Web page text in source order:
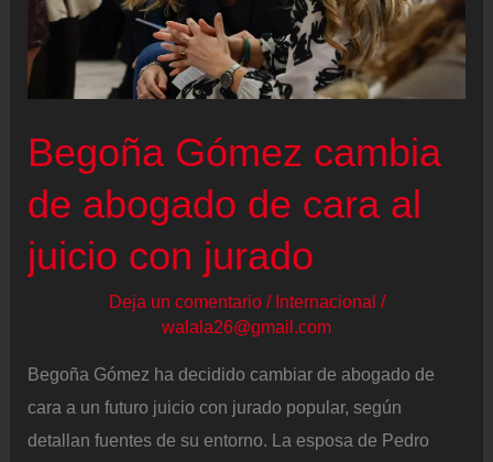
en
directo
|
Gobierno
una
partida
de
de
euros
para
Begoña Gómez cambia
de abogado de cara al
juicio con jurado
Deja un comentario / Internacional /
walala26@gmail.com
Begoña Gómez ha decidido cambiar de abogado de
cara a un futuro juicio con jurado popular, según
detallan fuentes de su entorno. La esposa de Pedro